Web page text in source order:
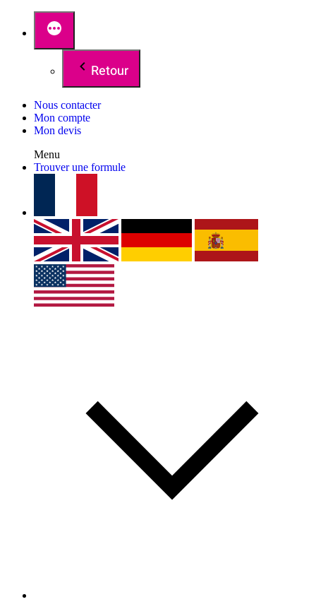
Retour
Nous contacter
Mon compte
Mon devis
Menu
Trouver une formule